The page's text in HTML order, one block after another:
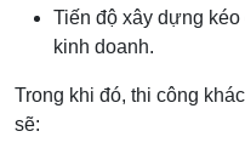
Tiến độ xây dựng
kinh doanh.
Trong khi đó, thi công
sẽ: